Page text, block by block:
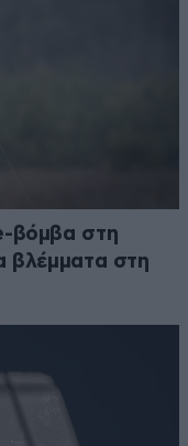
βόμβα στη
βλέμματα στη